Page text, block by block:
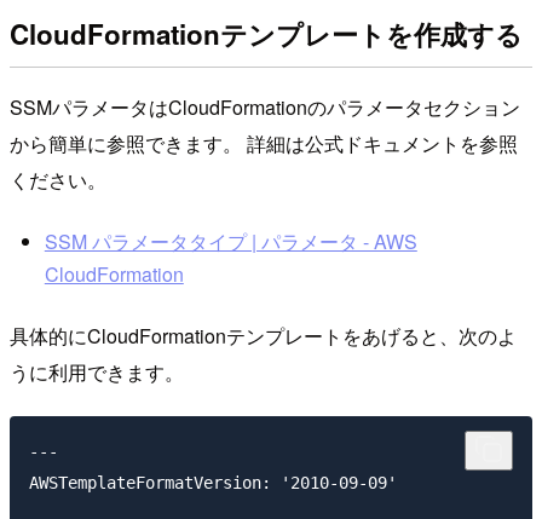
CloudFormationテンプレートを作成する
SSMパラメータはCloudFormationのパラメータセクション
から簡単に参照できます。 詳細は公式ドキュメントを参照
ください。
SSM パラメータタイプ | パラメータ - AWS
CloudFormation
具体的にCloudFormationテンプレートをあげると、次のよ
うに利用できます。
---
AWSTemplateFormatVersion: '2010-09-09'